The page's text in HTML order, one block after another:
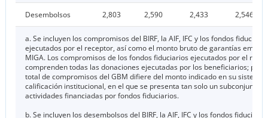
Desembolsos 2,803 2,590 2,433 2,546
a. Se incluyen los compromisos del BIRF, la AIF, IFC y los fondos
ejecutados por el receptor, así como el monto bruto de garantías
MIGA. Los compromisos de los fondos fiduciarios ejecutados por el
comprenden todas las donaciones ejecutadas por los beneficiarios; por
total de compromisos del GBM difiere del monto indicado en su sistema
calificación institucional, en el que se presenta tan solo un subconjunto
actividades financiadas por fondos fiduciarios.
b. Se incluyen los desembolsos del BIRF, la AIF, IFC y los fondos